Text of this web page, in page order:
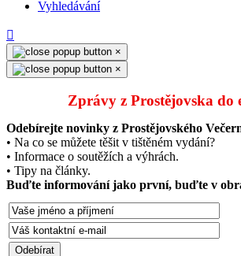
Vyhledávání
×
×
Zprávy z Prostějovska do
Odebírejte novinky z Prostějovského
• Na co se můžete těšit v tištěném vydání?
• Informace o soutěžích a výhrách.
• Tipy na články.
Buďte informování jako první, buďte v